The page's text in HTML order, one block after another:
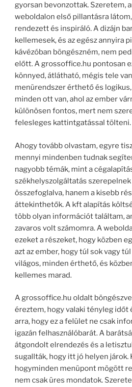
gyorsan bevonzottak. Szeretem,
weboldalon első pillantásra
rendezett és inspiráló. A dizájn
kellemesek, és az egész annyira
kávézóban böngészném, nem
előtt. A grossoffice.hu pontosan
könnyed, átlátható, mégis tele
menürendszer érthető és
minden ott van, ahol az ember
különösen fontos, mert nem
felesleges kattintgatással tölteni.
Ahogy tovább olvastam, egyre
mennyi mindenben tudnak
nagyobb témák, mint a
székhelyszolgáltatás
összefoglalva, hanem a kisebb
áttekinthetők. A kft alapítás
több olyan információt találtam,
zavaros volt számomra. A
ezeket a részeket, hogy közben
azt az ember, hogy túl sok vagy
világos, minden érthető, és
kellemes marad.
A grossoffice.hu oldalt
éreztem, hogy valaki tényleg időt
arra, hogy ez a felület ne csak
igazán felhasználóbarát. A
átgondolt elrendezés és a
sugallták, hogy itt jó helyen
hogyminden menüpont mögött
nem csak üres mondatok.